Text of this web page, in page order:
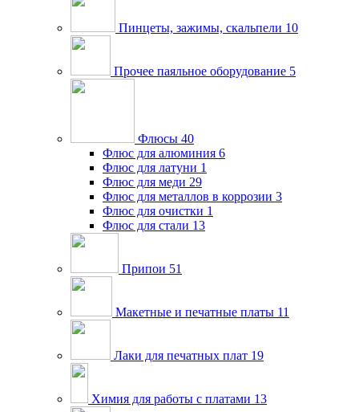
Пинцеты, зажимы, скальпели 10
Прочее паяльное оборудование 5
Флюсы 40
Флюс для алюминия 6
Флюс для латуни 1
Флюс для меди 29
Флюс для металлов в коррозии 3
Флюс для очистки 1
Флюс для стали 13
Припои 51
Макетные и печатные платы 11
Лаки для печатных плат 19
Химия для работы с платами 13